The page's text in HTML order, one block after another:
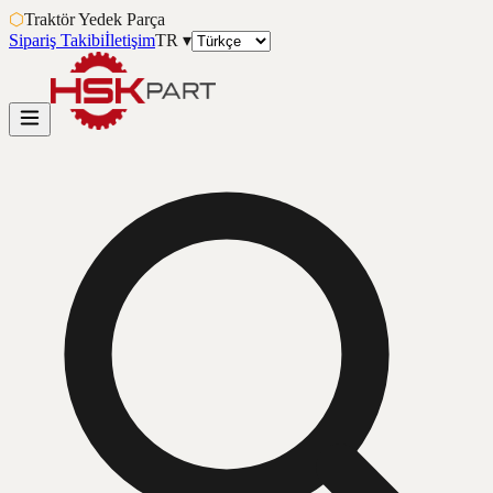
⬡Traktör Yedek Parça
Sipariş TakibiİletişimTR ▾